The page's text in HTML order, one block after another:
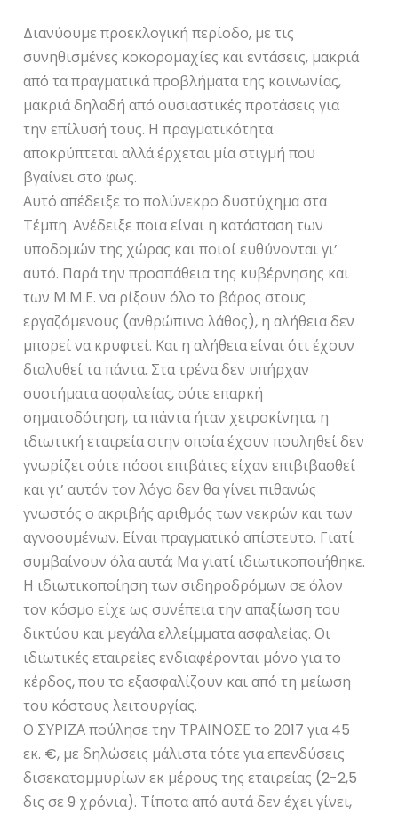
Διανύουμε προεκλογική περίοδο, με τις
συνηθισμένες κοκορομαχίες και εντάσεις, μακριά
από τα πραγματικά προβλήματα της κοινωνίας,
μακριά δηλαδή από ουσιαστικές προτάσεις για
την επίλυσή τους. Η πραγματικότητα
αποκρύπτεται αλλά έρχεται μία στιγμή που
βγαίνει στο φως.
Αυτό απέδειξε το πολύνεκρο δυστύχημα στα
Τέμπη. Ανέδειξε ποια είναι η κατάσταση των
υποδομών της χώρας και ποιοί ευθύνονται γι’
αυτό. Παρά την προσπάθεια της κυβέρνησης και
των Μ.Μ.Ε. να ρίξουν όλο το βάρος στους
εργαζόμενους (ανθρώπινο λάθος), η αλήθεια δεν
μπορεί να κρυφτεί. Και η αλήθεια είναι ότι έχουν
διαλυθεί τα πάντα. Στα τρένα δεν υπήρχαν
συστήματα ασφαλείας, ούτε επαρκή
σηματοδότηση, τα πάντα ήταν χειροκίνητα, η
ιδιωτική εταιρεία στην οποία έχουν πουληθεί δεν
γνωρίζει ούτε πόσοι επιβάτες είχαν επιβιβασθεί
και γι’ αυτόν τον λόγο δεν θα γίνει πιθανώς
γνωστός ο ακριβής αριθμός των νεκρών και των
αγνοουμένων. Είναι πραγματικό απίστευτο. Γιατί
συμβαίνουν όλα αυτά; Μα γιατί ιδιωτικοποιήθηκε.
Η ιδιωτικοποίηση των σιδηροδρόμων σε όλον
τον κόσμο είχε ως συνέπεια την απαξίωση του
δικτύου και μεγάλα ελλείμματα ασφαλείας. Οι
ιδιωτικές εταιρείες ενδιαφέρονται μόνο για το
κέρδος, που το εξασφαλίζουν και από τη μείωση
του κόστους λειτουργίας.
Ο ΣΥΡΙΖΑ πούλησε την ΤΡΑΙΝΟΣΕ το 2017 για 45
εκ. €, με δηλώσεις μάλιστα τότε για επενδύσεις
δισεκατομμυρίων εκ μέρους της εταιρείας (2-2,5
δις σε 9 χρόνια). Τίποτα από αυτά δεν έχει γίνει,